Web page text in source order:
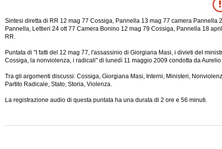
Sintesi diretta di RR 12 mag 77 Cossiga, Pannella 13 mag 77 camera Pannella
Pannella, Lettieri 24 ott 77 Camera Bonino 12 mag 79 Cossiga, Pannella 18
RR.
Puntata di "I fatti del 12 mag 77, l'assassinio di Giorgiana Masi, i divieti del
Cossiga, la nonviolenza, i radicali" di lunedì 11 maggio 2009 condotta da Aurelio
Tra gli argomenti discussi: Cossiga, Giorgiana Masi, Interni, Ministeri,
Partito Radicale, Stato, Storia, Violenza.
La registrazione audio di questa puntata ha una durata di 2 ore e 56 minuti.